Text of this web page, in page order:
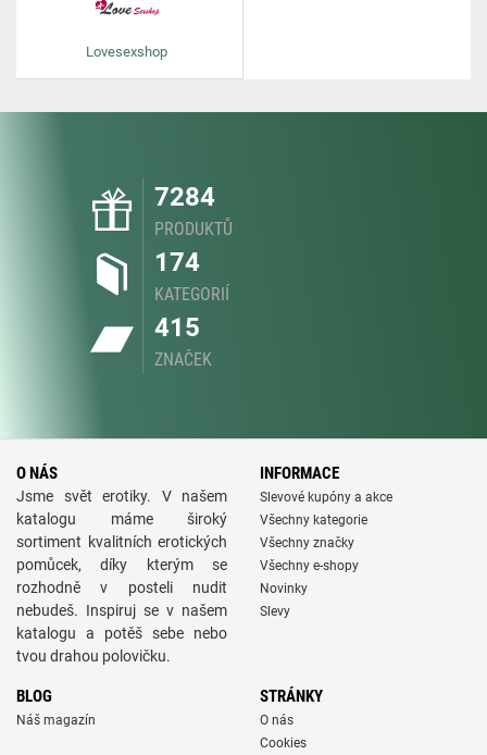
Lovesexshop
7284
PRODUKTŮ
174
KATEGORIÍ
415
ZNAČEK
O NÁS
Jsme svět erotiky. V našem
katalogu máme široký
sortiment kvalitních erotických
pomůcek, díky kterým se
rozhodně v posteli nudit
nebudeš. Inspiruj se v našem
katalogu a potěš sebe nebo
tvou drahou polovičku.
INFORMACE
Slevové kupóny a akce
Všechny kategorie
Všechny značky
Všechny e-shopy
Novinky
Slevy
BLOG
Náš magazín
STRÁNKY
O nás
Cookies